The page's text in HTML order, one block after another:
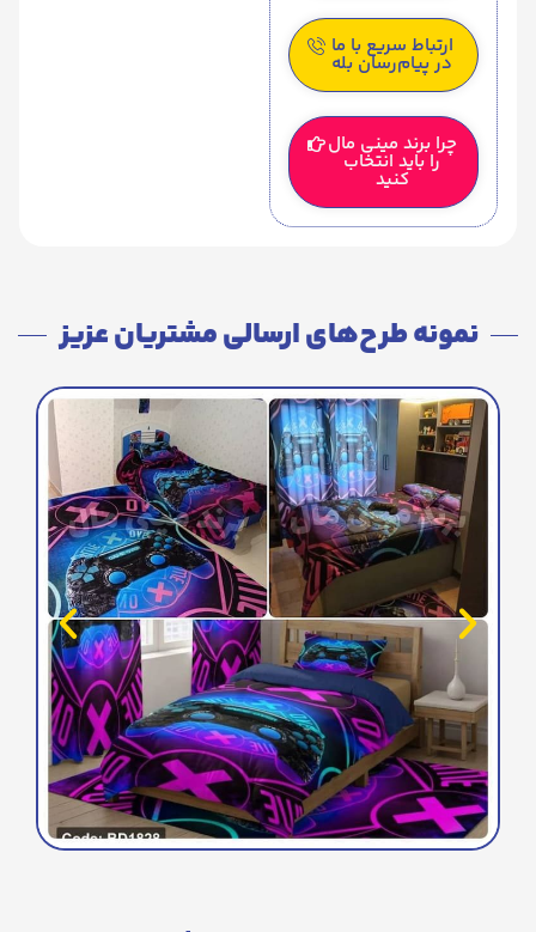
ارتباط سریع با ما
در پیام‌رسان بله
چرا برند مینی مال
را باید انتخاب
کنید
نمونه طرح‌های ارسالی مشتریان عزیز